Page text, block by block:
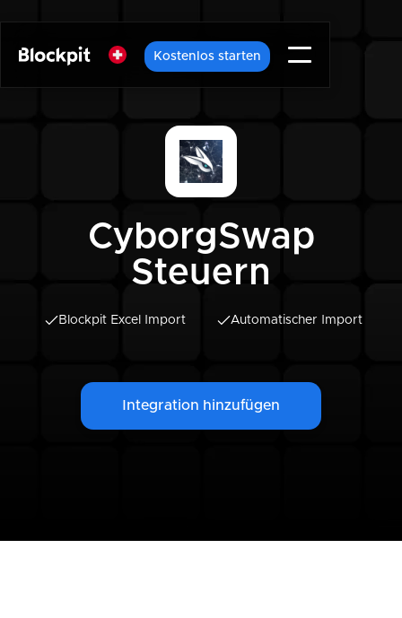
Kostenlos starten
CyborgSwap
Steuern
Blockpit Excel Import Automatischer Import
Integration hinzufügen